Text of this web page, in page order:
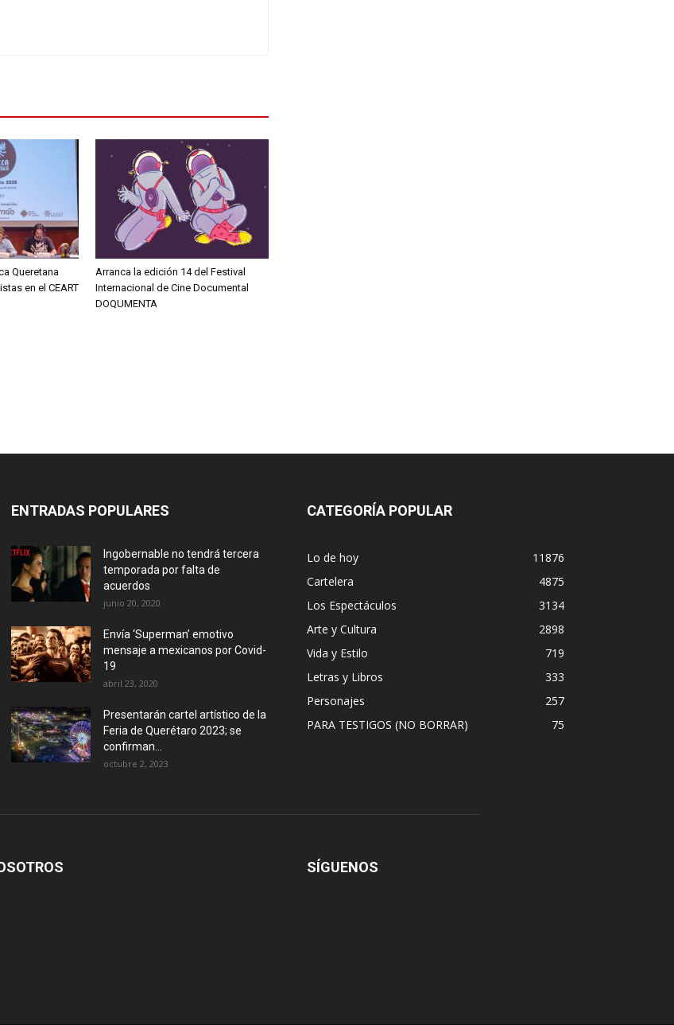
Queretana
en el CEART
Arranca la edición 14 del Festival
Internacional de Cine Documental
DOQUMENTA
ENTRADAS POPULARES
Ingobernable no tendrá tercera
temporada por falta de
acuerdos
junio 20, 2020
Envía ‘Superman’ emotivo
mensaje a mexicanos por Covid-
19
abril 23, 2020
Presentarán cartel artístico de la
Feria de Querétaro 2023; se
confirman...
octubre 2, 2023
CATEGORÍA POPULAR
Lo de hoy
11876
Cartelera
4875
Los Espectáculos
3134
Arte y Cultura
2898
Vida y Estilo
719
Letras y Libros
333
Personajes
257
PARA TESTIGOS (NO BORRAR)
75
SÍGUENOS